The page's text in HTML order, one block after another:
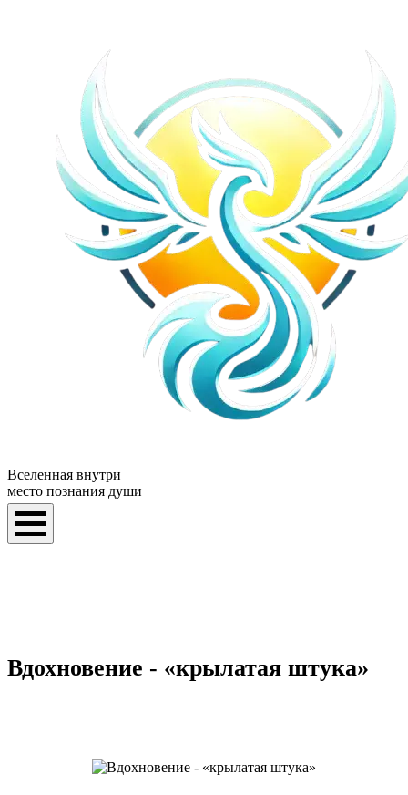
Вселенная внутри
место познания души
Вдохновение - «крылатая штука»